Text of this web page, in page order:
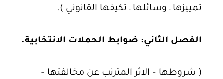
تمييزها ـ وسائلها ـ تكيفها القانوني ).
الفصل الثاني: ضوابط الحملات الانتخابية.
( شروطها – الاثر المترتب عن مخالفتها –